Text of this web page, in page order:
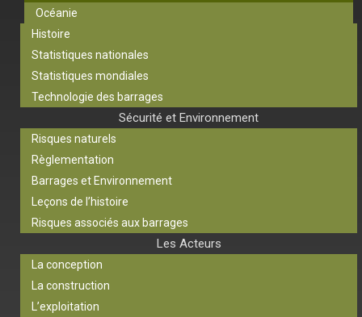
Océanie
Histoire
Statistiques nationales
Statistiques mondiales
Technologie des barrages
Sécurité et Environnement
Risques naturels
Règlementation
Barrages et Environnement
Leçons de l’histoire
Risques associés aux barrages
Les Acteurs
La conception
La construction
L’exploitation